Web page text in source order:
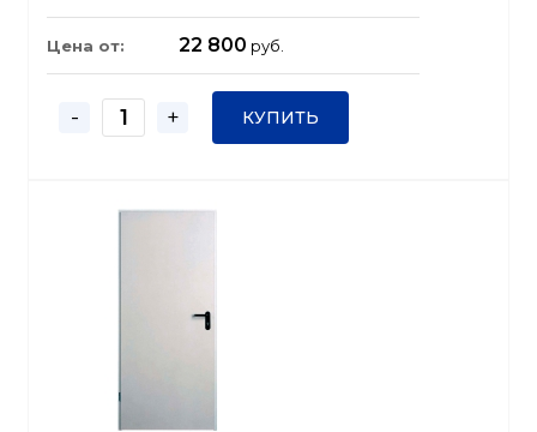
Цена от: 22 800 руб.
- + КУПИТЬ